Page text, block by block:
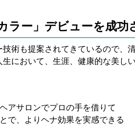
ラー」デビューを成功
術も提案されてきているので、
において、生涯、健康的な美し
アサロンでプロの手を借りて
で、よりヘナ効果を実感できる